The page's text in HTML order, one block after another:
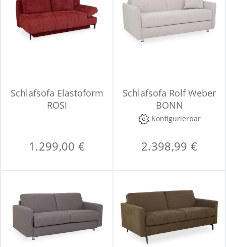
Schlafsofa Elastoform
ROSI
1.299,00 €
Schlafsofa Rolf Weber
BONN
Konfigurierbar
2.398,99 €